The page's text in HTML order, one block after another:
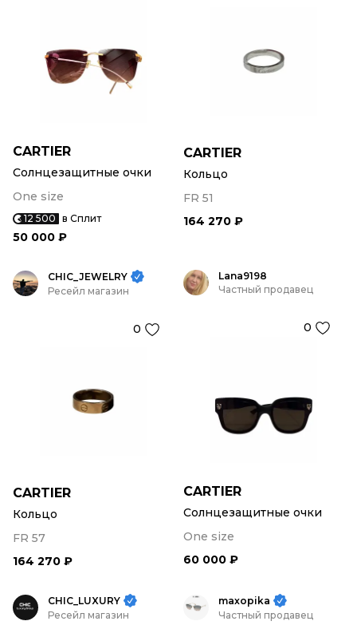
CARTIER
Солнцезащитные очки
One size
12 500 в Сплит
50 000 ₽
CARTIER
Кольцо
FR 51
164 270 ₽
CHIC_JEWELRY
Ресейл магазин
0
CARTIER
Кольцо
FR 57
164 270 ₽
Lana9198
Частный продавец
0
CARTIER
Солнцезащитные очки
One size
60 000 ₽
CHIC_LUXURY
Ресейл магазин
maxopika
Частный продавец